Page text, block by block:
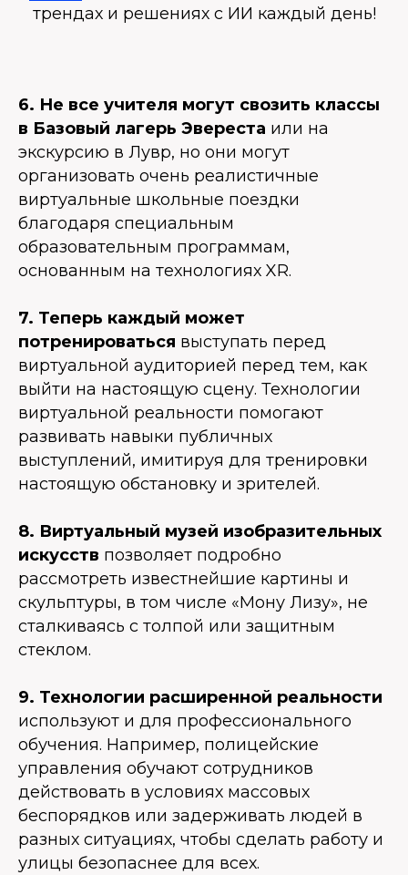
трендах и решениях с ИИ каждый день!
6. Не все учителя могут свозить классы
в Базовый лагерь Эвереста или на
экскурсию в Лувр, но они могут
организовать очень реалистичные
виртуальные школьные поездки
благодаря специальным
образовательным программам,
основанным на технологиях XR.
7. Теперь каждый может
потренироваться выступать перед
виртуальной аудиторией перед тем, как
выйти на настоящую сцену. Технологии
виртуальной реальности помогают
развивать навыки публичных
выступлений, имитируя для тренировки
настоящую обстановку и зрителей.
8. Виртуальный музей изобразительных
искусств позволяет подробно
рассмотреть известнейшие картины и
скульптуры, в том числе «Мону Лизу», не
сталкиваясь с толпой или защитным
стеклом.
9. Технологии расширенной реальности
используют и для профессионального
обучения. Например, полицейские
управления обучают сотрудников
действовать в условиях массовых
беспорядков или задерживать людей в
разных ситуациях, чтобы сделать работу и
улицы безопаснее для всех.